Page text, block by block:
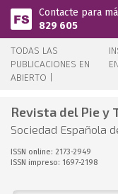
Pasar al contenido
Contacte para
829 605
TODAS LAS
PUBLICACIONES EN
ABIERTO |
Revista del Pie y
Sociedad Española
ISSN online: 2173-2949
ISSN impreso: 1697-2198